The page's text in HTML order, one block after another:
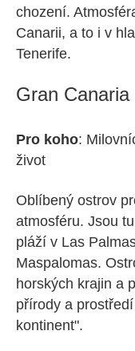
chození.
Canarii, a to i v
Tenerife.
Gran Canaria
Pro koho:
život
Oblíbený ostrov
atmosféru. Jsou
pláží v Las
Maspalomas.
horských krajin a
přírody a
kontinent".